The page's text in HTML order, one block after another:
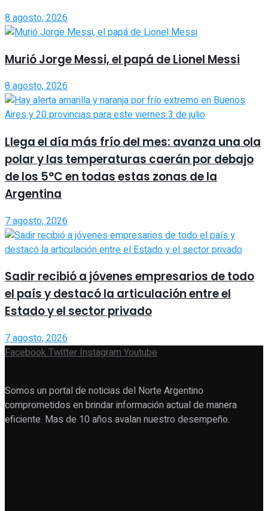
8 agosto, 2026
Murió Jorge Messi, el papá de Lionel Messi
8 agosto, 2026
Llega el día más frío del mes: avanza una ola
polar y las temperaturas caerán por debajo
de los 5°C en todas estas zonas de la
Argentina
7 agosto, 2026
Sadir recibió a jóvenes empresarios de todo
el país y destacó la articulación entre el
Estado y el sector privado
7 agosto, 2026
FacebookTwitterInstagramYoutube
Somos un portal de noticias del Norte Argentino
comprometidos en brindar información actual de manera
eficiente. Mas de 10 años avalan nuestro desempeño.